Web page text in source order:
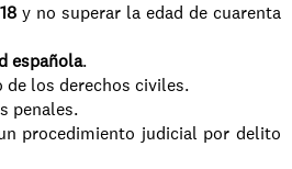
18 y no superar la edad de cuarenta
española.
de los derechos civiles.
penales.
procedimiento judicial por delito